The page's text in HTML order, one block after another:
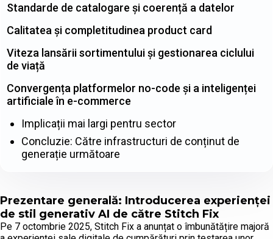
Prezentare generală: Introducerea experienței
de stil generativ AI de către Stitch Fix
Pe 7 octombrie 2025, Stitch Fix a anunțat o îmbunătățire majoră
Standarde de catalogare și coerență a datelor
Calitatea și completitudinea product card
Viteza lansării sortimentului și gestionarea ciclului
de viață
Convergența platformelor no-code și a inteligenței
artificiale în e-commerce
Implicații mai largi pentru sector
Concluzie: Către infrastructuri de conținut de
generație următoare